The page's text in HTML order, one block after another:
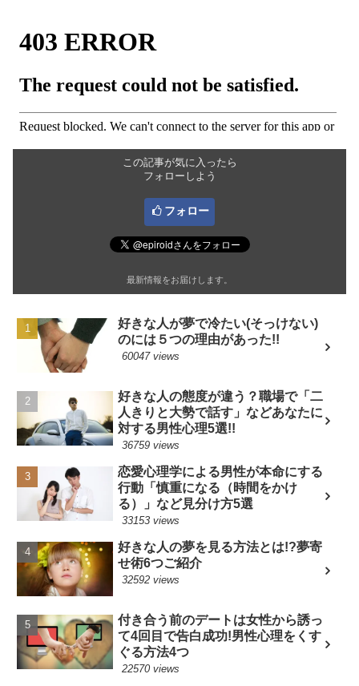
この記事が気に入ったら
フォローしよう
フォロー
最新情報をお届けします。
好きな人が夢で冷たい(そっけない)
のには５つの理由があった!!
60047 views
好きな人の態度が違う？職場で「二
人きりと大勢で話す」などあなたに
対する男性心理5選!!
36759 views
恋愛心理学による男性が本命にする
行動「慎重になる（時間をかけ
る）」など見分け方5選
33153 views
好きな人の夢を見る方法とは!?夢寄
せ術6つご紹介
32592 views
付き合う前のデートは女性から誘っ
て4回目で告白成功!男性心理をくす
ぐる方法4つ
22570 views